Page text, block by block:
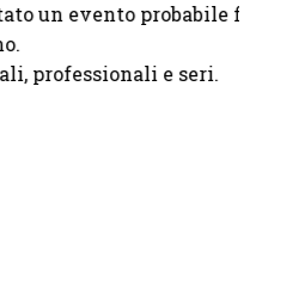
un evento probabile fino
e seri.